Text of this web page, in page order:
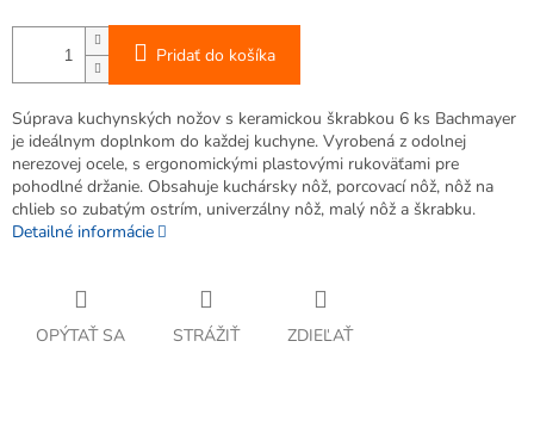
Pridať do košíka
Súprava kuchynských nožov s keramickou škrabkou 6 ks Bachmayer
je ideálnym doplnkom do každej kuchyne. Vyrobená z odolnej
nerezovej ocele, s ergonomickými plastovými rukoväťami pre
pohodlné držanie. Obsahuje kuchársky nôž, porcovací nôž, nôž na
chlieb so zubatým ostrím, univerzálny nôž, malý nôž a škrabku.
Detailné informácie
OPÝTAŤ SA STRÁŽIŤ ZDIEĽAŤ